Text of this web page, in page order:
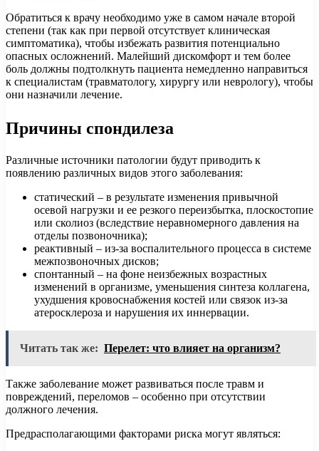
Обратиться к врачу необходимо уже в самом начале второй
степени (так как при первой отсутствует клиническая
симптоматика), чтобы избежать развития потенциально
опасных осложнений. Малейший дискомфорт и тем более
боль должны подтолкнуть пациента немедленно направиться
к специалистам (травматологу, хирургу или неврологу), чтобы
они назначили лечение.
Причины спондилеза
Различные источники патологии будут приводить к
появлению различных видов этого заболевания:
статический – в результате изменения привычной
осевой нагрузки и ее резкого переизбытка, плоскостопие
или сколиоз (вследствие неравномерного давления на
отделы позвоночника);
реактивный – из-за воспалительного процесса в системе
межпозвоночных дисков;
спонтанный – на фоне неизбежных возрастных
изменений в организме, уменьшения синтеза коллагена,
ухудшения кровоснабжения костей или связок из-за
атеросклероза и нарушения их иннервации.
Читать так же: Перелет: что влияет на организм?
Также заболевание может развиваться после травм и
повреждений, переломов – особенно при отсутствии
должного лечения.
Предрасполагающими факторами риска могут являться: